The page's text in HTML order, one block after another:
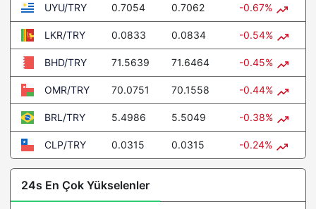
UYU/TRY 0.7054 0.7062 -0.67%
LKR/TRY 0.0833 0.0834 -0.54%
BHD/TRY 71.5639 71.6464 -0.45%
OMR/TRY 70.0751 70.1558 -0.44%
BRL/TRY 5.4986 5.5049 -0.38%
CLP/TRY 0.0315 0.0315 -0.24%
24s En Çok Yükselenler